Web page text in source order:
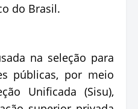
do Brasil.
na seleção para
públicas, por meio
Unificada (Sisu),